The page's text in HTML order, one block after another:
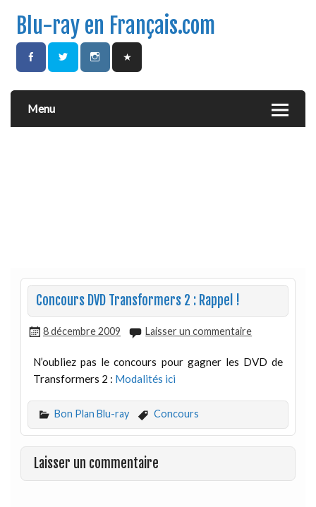
Blu-ray en Français.com
Menu
Concours DVD Transformers 2 : Rappel !
8 décembre 2009 Laisser un commentaire
N’oubliez pas le concours pour gagner les DVD de
Transformers 2 : Modalités ici
Bon Plan Blu-ray Concours
Laisser un commentaire